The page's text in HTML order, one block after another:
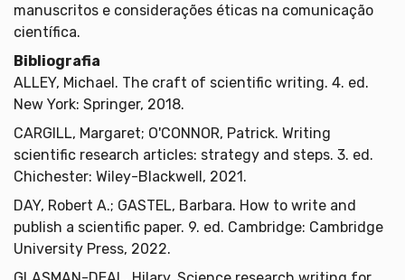
manuscritos e considerações éticas na comunicação
científica.
Bibliografia
ALLEY, Michael. The craft of scientific writing. 4. ed.
New York: Springer, 2018.
CARGILL, Margaret; O'CONNOR, Patrick. Writing
scientific research articles: strategy and steps. 3. ed.
Chichester: Wiley-Blackwell, 2021.
DAY, Robert A.; GASTEL, Barbara. How to write and
publish a scientific paper. 9. ed. Cambridge: Cambridge
University Press, 2022.